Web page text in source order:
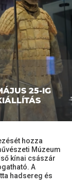
25-IG
hozza
Múzeum
kínai császár
A
hadsereg és